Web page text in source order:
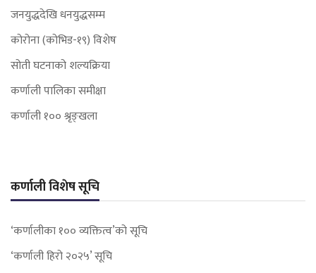
जनयुद्धदेखि धनयुद्धसम्म
कोरोना (कोभिड-१९) विशेष
सोती घटनाको शल्यक्रिया
कर्णाली पालिका समीक्षा
कर्णाली १०० श्रृङ्खला
कर्णाली विशेष सूचि
‘कर्णालीका १०० व्यक्तित्व’को सूचि
‘कर्णाली हिरो २०२५’ सूचि